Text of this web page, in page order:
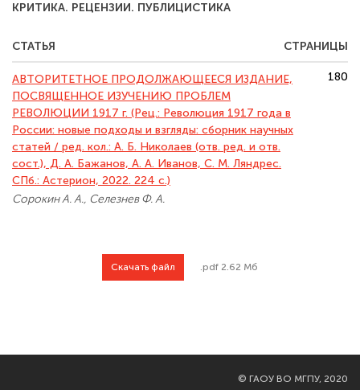
Скачать файл .pdf 2.62 Мб
КРИТИКА. РЕЦЕНЗИИ. ПУБЛИЦИСТИКА
СТАТЬЯ СТРАНИЦЫ
АВТОРИТЕТНОЕ ПРОДОЛЖАЮЩЕЕСЯ ИЗДАНИЕ,
ПОСВЯЩЕННОЕ ИЗУЧЕНИЮ ПРОБЛЕМ
РЕВОЛЮЦИИ 1917 г. (Рец.: Революция 1917 года в
России: новые подходы и взгляды: сборник научных
статей / ред. кол.: А. Б. Николаев (отв. ред. и отв.
сост.), Д. А. Бажанов, А. А. Иванов, С. М. Ляндрес.
СПб.: Астерион, 2022. 224 с.)
Сорокин А. А., Селезнев Ф. А.
180
© ГАОУ ВО МГПУ, 2020